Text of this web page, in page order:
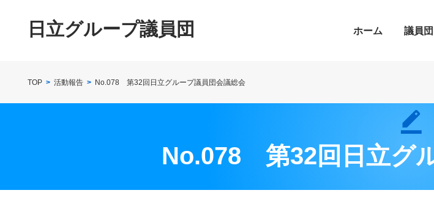
content
日立グループ議員団 ホーム 議員
TOP 活動報告 No.078 第32回日立グループ議員団会議総会
No.078 第32回日立グ